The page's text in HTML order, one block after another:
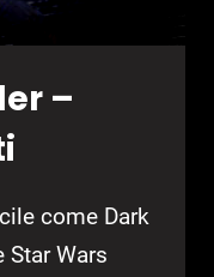
–
come Dark
Star Wars